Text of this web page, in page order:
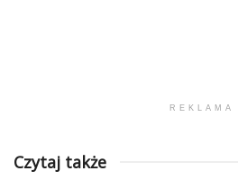
REKLAMA
Czytaj także